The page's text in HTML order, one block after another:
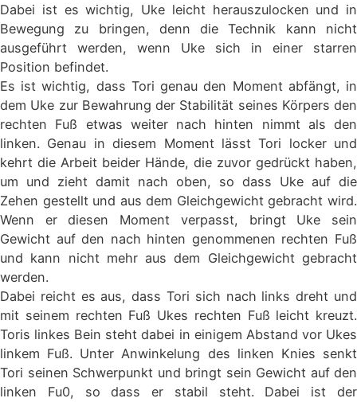
Dabei ist es wichtig, Uke leicht herauszulocken und in
Bewegung zu bringen, denn die Technik kann nicht
ausgeführt werden, wenn Uke sich in einer starren
Position befindet.
Es ist wichtig, dass Tori genau den Moment abfängt, in
dem Uke zur Bewahrung der Stabilität seines Körpers den
rechten Fuß etwas weiter nach hinten nimmt als den
linken. Genau in diesem Moment lässt Tori locker und
kehrt die Arbeit beider Hände, die zuvor gedrückt haben,
um und zieht damit nach oben, so dass Uke auf die
Zehen gestellt und aus dem Gleichgewicht gebracht wird.
Wenn er diesen Moment verpasst, bringt Uke sein
Gewicht auf den nach hinten genommenen rechten Fuß
und kann nicht mehr aus dem Gleichgewicht gebracht
werden.
Dabei reicht es aus, dass Tori sich nach links dreht und
mit seinem rechten Fuß Ukes rechten Fuß leicht kreuzt.
Toris linkes Bein steht dabei in einigem Abstand vor Ukes
linkem Fuß. Unter Anwinkelung des linken Knies senkt
Tori seinen Schwerpunkt und bringt sein Gewicht auf den
linken Fu0, so dass er stabil steht. Dabei ist der